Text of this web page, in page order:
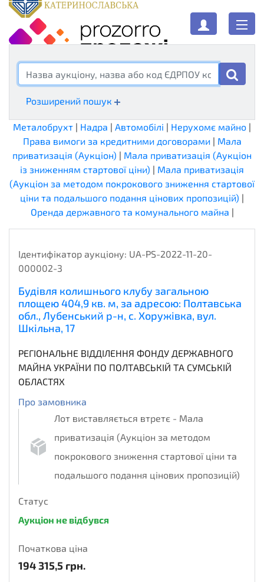
Аукціони
Розширений пошук
Металобрухт | Надра | Автомобілі | Нерухомє майно |
Права вимоги за кредитними договорами| Мала
приватизація (Аукціон) | Мала приватизація (Аукціон
із зниженням стартової ціни) | Мала приватизація
(Аукціон за методом покрокового зниження стартової
ціни та подальшого подання цінових пропозицій) |
Оренда державного та комунального майна |
Ідентифікатор аукціону: UA-PS-2022-11-20-
000002-3
Будівля колишнього клубу загальною
площею 404,9 кв. м, за адресою: Полтавська
обл., Лубенський р-н, с. Хоружівка, вул.
Шкільна, 17
РЕГІОНАЛЬНЕ ВІДДІЛЕННЯ ФОНДУ ДЕРЖАВНОГО
МАЙНА УКРАЇНИ ПО ПОЛТАВСЬКІЙ ТА СУМСЬКІЙ
ОБЛАСТЯХ
Про замовника
Лот виставляється втретє - Мала
приватизація (Аукціон за методом
покрокового зниження стартової ціни та
подальшого подання цінових пропозицій)
Статус
Аукціон не відбувся
Початкова ціна
194 315,5 грн.